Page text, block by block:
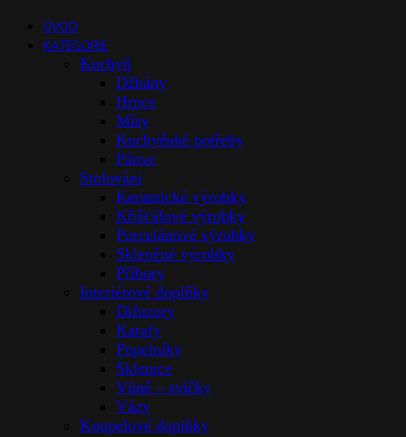
ÚVOD
KATEGORIE
Kuchyň
Džbány
Hrnce
Mísy
Kuchyňské potřeby
Pánve
Stolováni
Keramické výrobky
Křišťálové výrobky
Porcelánové výrobky
Skleněné výrobky
Příbory
Interiérové doplňky
Difuzory
Karafy
Popelníky
Sklenice
Vůně – svíčky
Vázy
Koupelové doplňky